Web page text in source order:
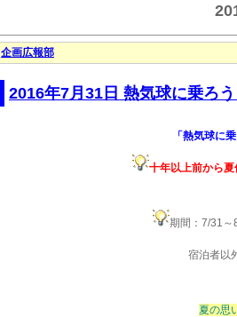
企画広報部
2016年7月31日 熱気球に乗ろ
「熱気球に
十年以上前から夏
期間：7/31～
宿泊者以
夏の思